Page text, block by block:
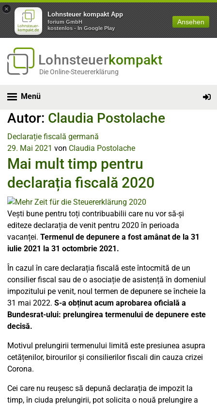
×
Lohnsteuer kompakt App
forium GmbH
kostenlos - In Google Play
Ansehen
Lohnsteuerkompakt
Die Online-Steuererklärung
Menü
Autor: Claudia Postolache
Declarație fiscală germană
29. Mai 2021 von Claudia Postolache
Mai mult timp pentru
declarația fiscală 2020
Vești bune pentru toți contribuabilii care nu vor să-și
editeze declarația de venit pentru 2020 în perioada
vacanței. Termenul de depunere a fost amânat de la 31
iulie 2021 la 31 octombrie 2021.
În cazul în care declarația fiscală este întocmită de un
consilier fiscal sau de o asociație de asistență în domeniul
impozitului pe venit, noul termen de depunere se încheie la
31 mai 2022. S-a obținut acum aprobarea oficială a
Bundesrat-ului: prelungirea termenului de depunere este
decisă.
Motivul prelungirii termenului limită este presiunea asupra
cetățenilor, birourilor și consilierilor fiscali din cauza crizei
Corona.
Cei care nu reușesc să depună declarația de impozit la
timp, în ciuda prelungirii, pot solicita o nouă prelungire a